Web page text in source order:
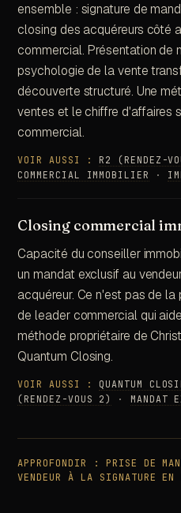
ensemble : signature de
closing des acquéreurs côté
commercial. Présentation de
psychologie de la vente
découverte structuré. Une
ventes et le chiffre d'affaires
commercial.
VOIR AUSSI : R2 (RENDEZ-
COMMERCIAL IMMOBILIER
·
Closing commercial
Capacité du conseiller
un mandat exclusif au
acquéreur. Ce n'est pas de la
de leader commercial qui
méthode propriétaire de
Quantum Closing.
VOIR AUSSI : QUANTUM
(RENDEZ-VOUS 2)
· MANDAT
APPROFONDIR : PRISE DE
VENDEUR À LA SIGNATURE EN